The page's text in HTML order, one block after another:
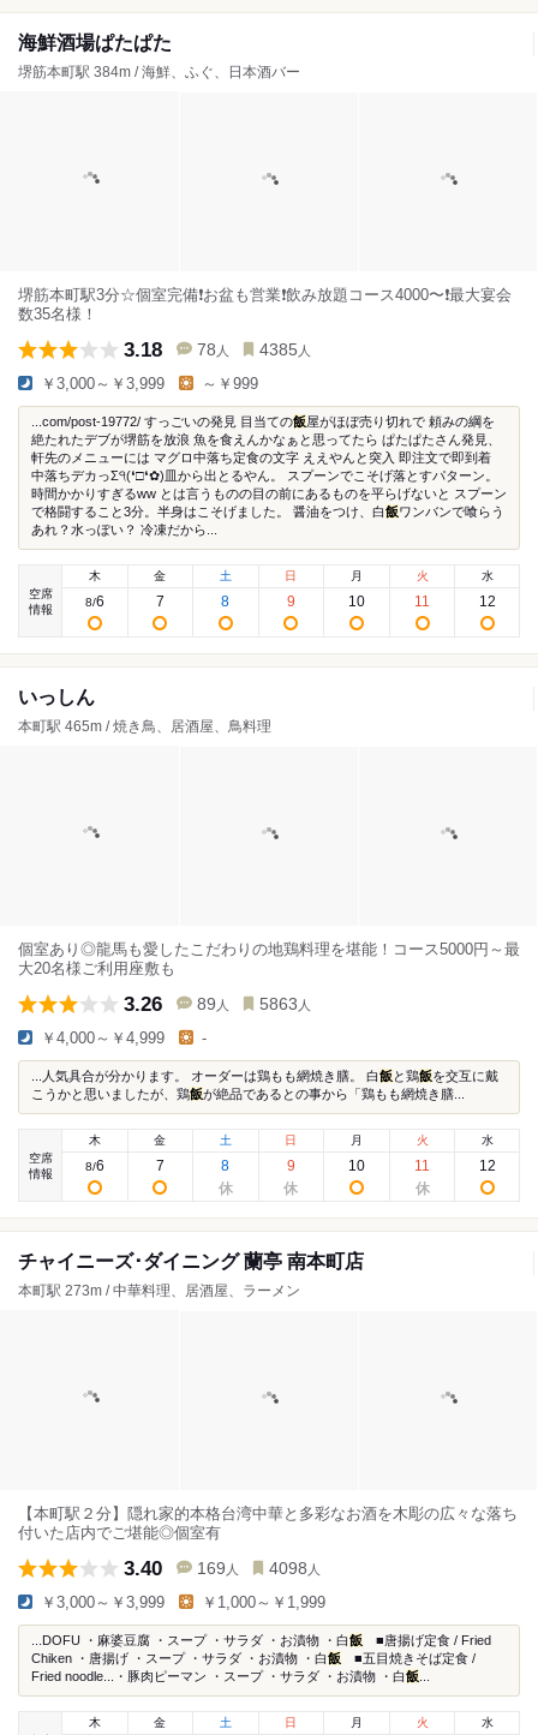
海鮮酒場ぱたぱた
堺筋本町駅 384m / 海鮮、ふぐ、日本酒バー
堺筋本町駅3分☆個室完備❗️お盆も営業❗️飲み放題コース4000〜❗️最大宴会
数35名様！
3.18 78 人 4385 人
￥3,000～￥3,999 ～￥999
...com/post-19772/ すっごいの発見 目当ての飯屋がほぼ売り切れで 頼みの綱を
絶たれたデブが堺筋を放浪 魚を食えんかなぁと思ってたら ぱたぱたさん発見、
軒先のメニューには マグロ中落ち定食の文字 ええやんと突入 即注文で即到着
中落ちデカっΣ੧(❛□❛✿)皿から出とるやん。 スプーンでこそげ落とすパターン。
時間かかりすぎるww とは言うものの目の前にあるものを平らげないと スプーン
で格闘すること3分。半身はこそげました。 醤油をつけ、白飯ワンバンで喰らう
あれ？水っぽい？ 冷凍だから...
空席
情報
木
8/6
金
7
土
8
日
9
月
10
火
11
水
12
いっしん
本町駅 465m / 焼き鳥、居酒屋、鳥料理
個室あり◎龍馬も愛したこだわりの地鶏料理を堪能！コース5000円～最
大20名様ご利用座敷も
3.26 89 人 5863 人
￥4,000～￥4,999 -
...人気具合が分かります。 オーダーは鶏もも網焼き膳。 白飯 と鶏飯を交互に戴
こうかと思いましたが、鶏飯が絶品であるとの事から「鶏もも網焼き膳...
空席
情報
木
8/6
金
7
土
8
日
9
月
10
火
11
水
12
チャイニーズ･ダイニング 蘭亭 南本町店
本町駅 273m / 中華料理、居酒屋、ラーメン
【本町駅２分】隠れ家的本格台湾中華と多彩なお酒を木彫の広々な落ち
付いた店内でご堪能◎個室有
3.40 169 人 4098 人
￥3,000～￥3,999 ￥1,000～￥1,999
...DOFU ・麻婆豆腐 ・スープ ・サラダ ・お漬物 ・白飯 ■唐揚げ定食 / Fried
Chiken ・唐揚げ ・スープ ・サラダ ・お漬物 ・白飯 ■五目焼きそば定食 /
Fried noodle...・豚肉ピーマン ・スープ ・サラダ ・お漬物 ・白飯
木 金 土 日 月 火 水